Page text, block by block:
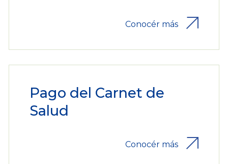
Conocér más
Pago del Carnet de
Salud
Conocér más